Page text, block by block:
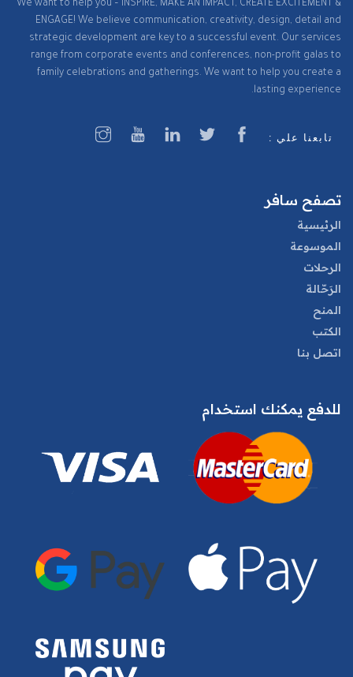
We want to help you – INSPIRE, MAKE AN IMPACT, CREATE EXCITEMENT &
ENGAGE! We believe communication, creativity, design, detail and
strategic development are key to a successful event. Our services
range from corporate events and conferences, non-profit galas to
family celebrations and gatherings. We want to help you create a
lasting experience.
تابعنا علي :
تصفح سافر
الرئيسية
الموسوعة
الرحلات
الرَحّالة
المنح
الكتب
اتصل بنا
للدفع يمكنك استخدام